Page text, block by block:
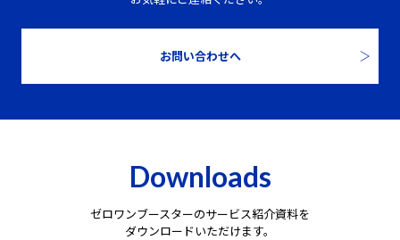
お問い合わせへ
Downloads
ゼロワンブースターのサービス紹介資料を
ダウンロードいただけます。